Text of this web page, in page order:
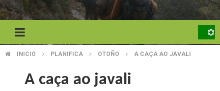
BREADCRUMB
INICIO PLANIFICA OTOÑO A CAÇA AO JAVALI
A caça ao javali